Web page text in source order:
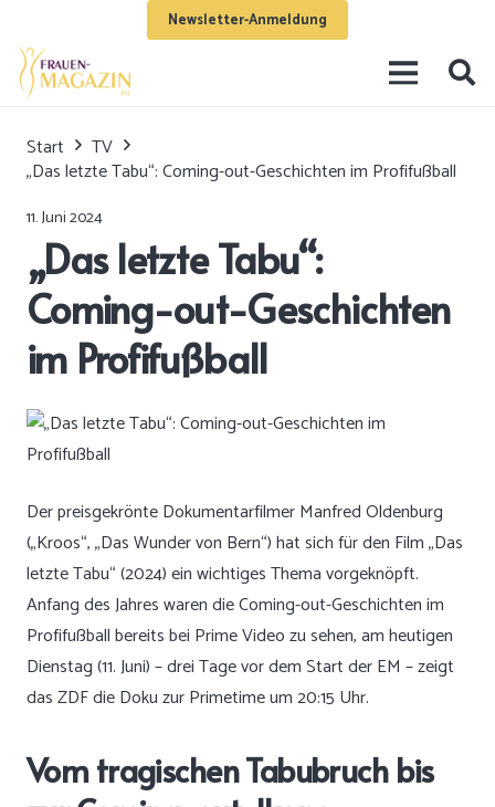
Newsletter-Anmeldung
Start
TV
„Das letzte Tabu“: Coming-out-Geschichten im Profifußball
11. Juni 2024
„Das letzte Tabu“:
Coming-out-Geschichten
im Profifußball
Der preisgekrönte Dokumentarfilmer Manfred Oldenburg
(„Kroos“, „Das Wunder von Bern“) hat sich für den Film „Das
letzte Tabu“ (2024) ein wichtiges Thema vorgeknöpft.
Anfang des Jahres waren die Coming-out-Geschichten im
Profifußball bereits bei Prime Video zu sehen, am heutigen
Dienstag (11. Juni) – drei Tage vor dem Start der EM – zeigt
das ZDF die Doku zur Primetime um 20:15 Uhr.
Vom tragischen Tabubruch bis